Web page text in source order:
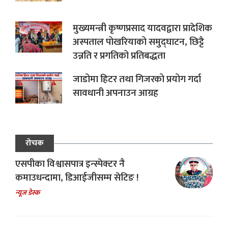
मुख्यमन्त्री कृष्णप्रसाद यादवद्वारा प्रादेशिक
अस्पताल पोखरियाको समुद्घाटन, छिट्टै
उन्नति र प्रगतिको प्रतिबद्धता
जाडोमा हिटर तथा गिजरको प्रयोग गर्दा
सावधानी अपनाउन आग्रह
रोचक
एसपीका विश्वासपात्र इन्स्पेक्टर नै
कमाउधन्दामा, डिआईजीसम्म सेटिङ !
न्यूज डेस्क